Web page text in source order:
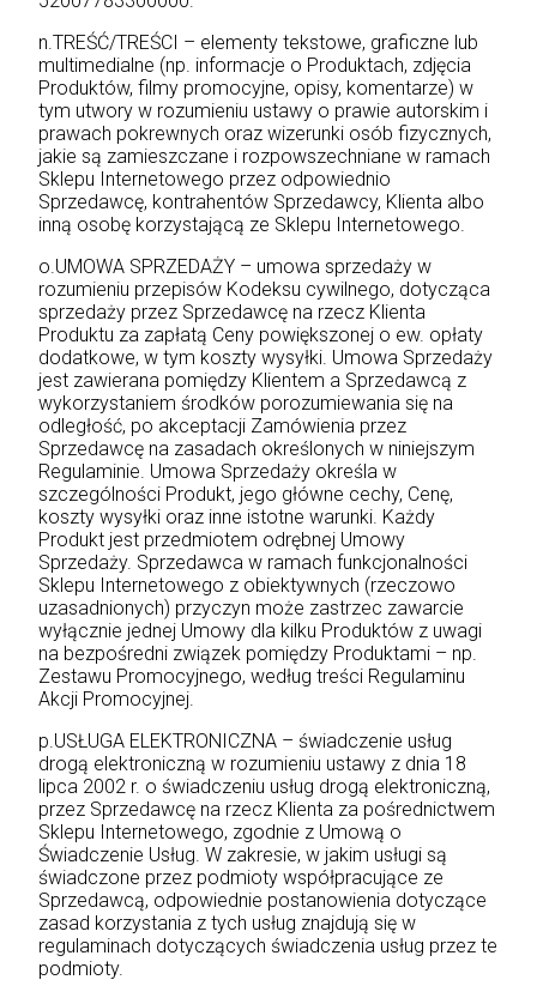
n.TREŚĆ/TREŚCI – elementy tekstowe, graficzne lub
multimedialne (np. informacje o Produktach, zdjęcia
Produktów, filmy promocyjne, opisy, komentarze) w
tym utwory w rozumieniu ustawy o prawie autorskim i
prawach pokrewnych oraz wizerunki osób fizycznych,
jakie są zamieszczane i rozpowszechniane w ramach
Sklepu Internetowego przez odpowiednio
Sprzedawcę, kontrahentów Sprzedawcy, Klienta albo
inną osobę korzystającą ze Sklepu Internetowego.
o.UMOWA SPRZEDAŻY – umowa sprzedaży w
rozumieniu przepisów Kodeksu cywilnego, dotycząca
sprzedaży przez Sprzedawcę na rzecz Klienta
Produktu za zapłatą Ceny powiększonej o ew. opłaty
dodatkowe, w tym koszty wysyłki. Umowa Sprzedaży
jest zawierana pomiędzy Klientem a Sprzedawcą z
wykorzystaniem środków porozumiewania się na
odległość, po akceptacji Zamówienia przez
Sprzedawcę na zasadach określonych w niniejszym
Regulaminie. Umowa Sprzedaży określa w
szczególności Produkt, jego główne cechy, Cenę,
koszty wysyłki oraz inne istotne warunki. Każdy
Produkt jest przedmiotem odrębnej Umowy
Sprzedaży. Sprzedawca w ramach funkcjonalności
Sklepu Internetowego z obiektywnych (rzeczowo
uzasadnionych) przyczyn może zastrzec zawarcie
wyłącznie jednej Umowy dla kilku Produktów z uwagi
na bezpośredni związek pomiędzy Produktami – np.
Zestawu Promocyjnego, według treści Regulaminu
Akcji Promocyjnej.
p.USŁUGA ELEKTRONICZNA – świadczenie usług
drogą elektroniczną w rozumieniu ustawy z dnia 18
lipca 2002 r. o świadczeniu usług drogą elektroniczną,
przez Sprzedawcę na rzecz Klienta za pośrednictwem
Sklepu Internetowego, zgodnie z Umową o
Świadczenie Usług. W zakresie, w jakim usługi są
świadczone przez podmioty współpracujące ze
Sprzedawcą, odpowiednie postanowienia dotyczące
zasad korzystania z tych usług znajdują się w
regulaminach dotyczących świadczenia usług przez te
podmioty.